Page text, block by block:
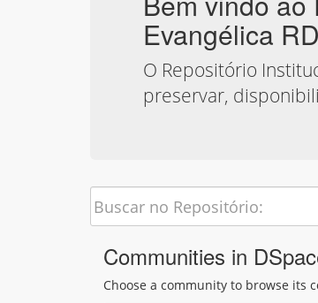
Evangélica
O Repositório
preservar,
Communities in
Choose a community to browse its